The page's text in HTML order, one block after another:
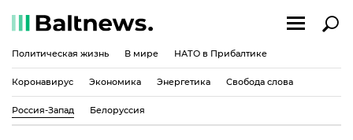
Политическая жизнь В мире НАТО в Прибалтике
Коронавирус Экономика Энергетика Свобода слова
Россия-Запад Белоруссия